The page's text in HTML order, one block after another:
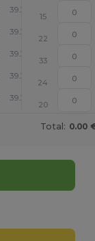
39.26
15
39.26 +
22
39.26 +
33
39.26
24
39.26 +
20
Total: 0.00